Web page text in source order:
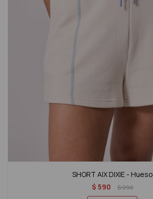
SHORT AIX DIXIE - Hueso
$ 590 $990